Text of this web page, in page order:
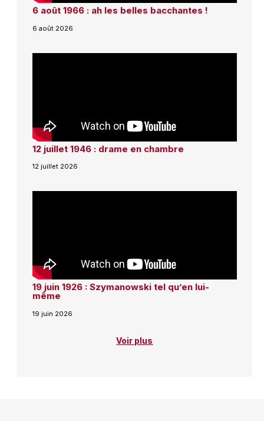
6 août 1966 : ah les belles bacchantes !
6 août 2026
12 juillet 1946 : drame en chambre
12 juillet 2026
19 juin 1926 : Szymanowski tel qu’en lui-
même
19 juin 2026
Voir plus